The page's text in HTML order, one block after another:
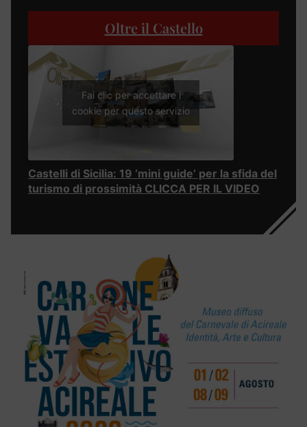
Oltre il Castello
Fai clic per accettare i
cookie per questo servizio
Castelli di Sicilia: 19 ‘mini guide’ per la sfida del
turismo di prossimità CLICCA PER IL VIDEO